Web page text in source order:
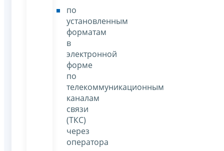
по
установленным
форматам
в
электронной
форме
по
телекоммуникационным
каналам
связи
(ТКС)
через
оператора